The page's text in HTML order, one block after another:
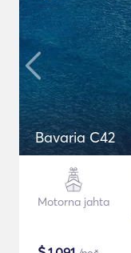
Bavaria C42
Motorna jahta